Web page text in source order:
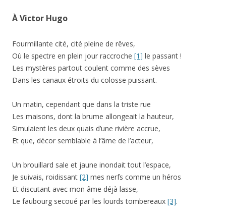
À Victor Hugo
Fourmillante cité, cité pleine de rêves,
Où le spectre en plein jour raccroche [1] le passant !
Les mystères partout coulent comme des sèves
Dans les canaux étroits du colosse puissant.
Un matin, cependant que dans la triste rue
Les maisons, dont la brume allongeait la hauteur,
Simulaient les deux quais d’une rivière accrue,
Et que, décor semblable à l’âme de l’acteur,
Un brouillard sale et jaune inondait tout l’espace,
Je suivais, roidissant [2] mes nerfs comme un héros
Et discutant avec mon âme déjà lasse,
Le faubourg secoué par les lourds tombereaux [3].